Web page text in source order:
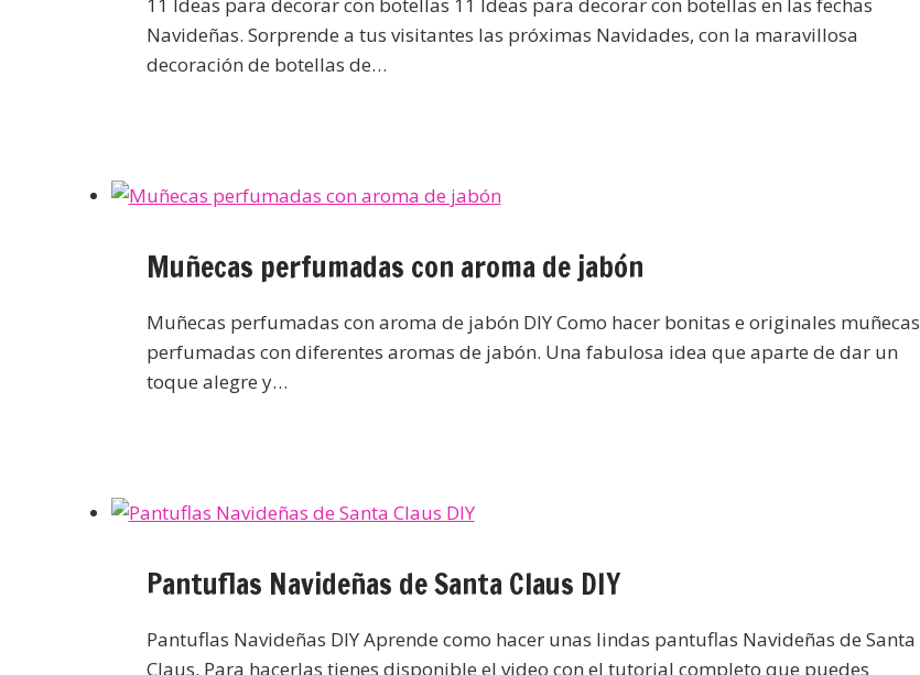
Navideñas. Sorprende a tus visitantes las próximas Navidades, con la maravillosa
decoración de botellas de…
Muñecas perfumadas con aroma de jabón
Muñecas perfumadas con aroma de jabón DIY Como hacer bonitas e originales muñecas
perfumadas con diferentes aromas de jabón. Una fabulosa idea que aparte de dar un
toque alegre y…
Pantuflas Navideñas de Santa Claus DIY
Pantuflas Navideñas DIY Aprende como hacer unas lindas pantuflas Navideñas de Santa
Claus. Para hacerlas tienes disponible el video con el tutorial completo que puedes